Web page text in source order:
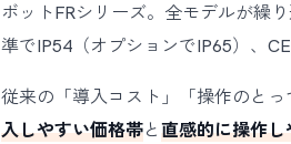
ボットFRシリーズ。全モデルが繰
準でIP54（オプションでIP65）、
従来の「導入コスト」「操作のとっ
入しやすい価格帯と直感的に操作